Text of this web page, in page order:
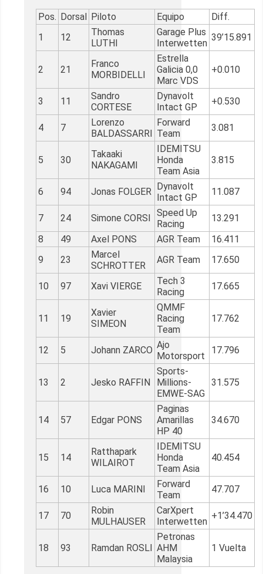
Pos. Dorsal Piloto Equipo
Diff.
1
12
Thomas
LUTHI
Garage Plus
Interwetten
39’15.891
2 21
Franco
MORBIDELLI
Estrella
Galicia 0,0
Marc VDS
+0.010
3 11
Sandro
CORTESE
Dynavolt
Intact GP
+0.530
4 7
Lorenzo
BALDASSARRI
Forward
Team
3.081
5 30
Takaaki
NAKAGAMI
IDEMITSU
Honda
Team Asia
3.815
6 94 Jonas FOLGER Dynavolt
Intact GP
11.087
7 24 Simone CORSI Speed Up
Racing
13.291
8
49 Axel PONS AGR Team
16.411
9
23
Marcel
SCHROTTER
AGR Team 17.650
10 97 Xavi VIERGE
Tech 3
Racing
17.665
11 19
Xavier
SIMEON
QMMF
Racing
Team
17.762
12 5 Johann ZARCO Ajo
Motorsport
17.796
13 2 Jesko RAFFIN
Sports-
Millions-
EMWE-SAG
31.575
14 57 Edgar PONS
Paginas
Amarillas
HP 40
34.670
15 14
Ratthapark
WILAIROT
IDEMITSU
Honda
Team Asia
40.454
16 10 Luca MARINI
Forward
Team
47.707
17 70
Robin
MULHAUSER
CarXpert
Interwetten
+1’34.470
18 93 Ramdan ROSLI
Petronas
AHM
Malaysia
1 Vuelta